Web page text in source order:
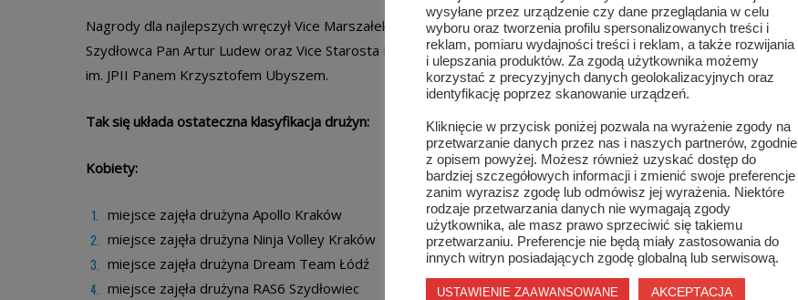
Nagrody dla najlepszych wręczył Vice Marszałek Województwa Mazowieckiego Pan Rafał Rajkowski, Burmistrz
Szydłowca Pan Artur Ludew oraz Vice Starosta Powiatu Szydłowieckiego Pani Anita Gołosz z Dyrektorem PSP Nr 2
im. JPII Panem Krzysztofem Ubyszem.
Tak się układa ostateczna klasyfikacja drużyn:
Kobiety:
miejsce zajęła drużyna Apollo Kraków
miejsce zajęła drużyna Ninja Volley Kraków
miejsce zajęła drużyna Dream Team Łódź
miejsce zajęła drużyna RAS6 Szydłowiec
wysyłane przez urządzenie czy dane przeglądania w celu
wyboru oraz tworzenia profilu spersonalizowanych treści i
reklam, pomiaru wydajności treści i reklam, a także rozwijania
i ulepszania produktów. Za zgodą użytkownika możemy
korzystać z precyzyjnych danych geolokalizacyjnych oraz
identyfikację poprzez skanowanie urządzeń.
Kliknięcie w przycisk poniżej pozwala na wyrażenie zgody na
przetwarzanie danych przez nas i naszych partnerów, zgodnie
z opisem powyżej. Możesz również uzyskać dostęp do
bardziej szczegółowych informacji i zmienić swoje preferencje
zanim wyrazisz zgodę lub odmówisz jej wyrażenia. Niektóre
rodzaje przetwarzania danych nie wymagają zgody
użytkownika, ale masz prawo sprzeciwić się takiemu
przetwarzaniu. Preferencje nie będą miały zastosowania do
innych witryn posiadających zgodę globalną lub serwisową.
USTAWIENIE ZAAWANSOWANE AKCEPTACJA